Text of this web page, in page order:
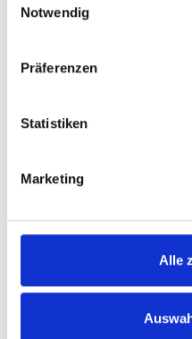
Notwendig
Präferenzen
Statistiken
Marketing
Alle
Wie
Algorithmus?
anhand verschiedener
Relevanz deiner
Je mehr Engagement
häufiger werden sie